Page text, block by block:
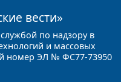
вести»
по надзору в
и массовых
номер ЭЛ № ФС77-73950